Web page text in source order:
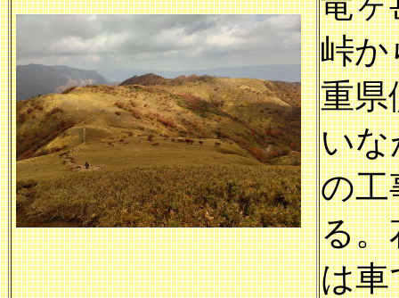
峠か
重県
いな
の工
る。
は車